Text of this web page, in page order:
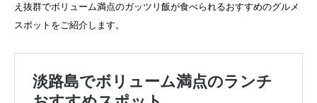
え抜群でボリューム満点のガッツリ飯が食べられるおすすめのグルメ
スポットをご紹介します。